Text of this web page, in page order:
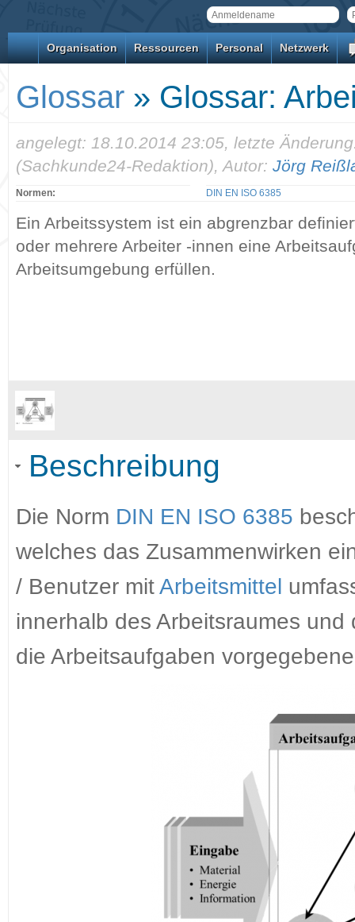
Organisation Ressourcen Personal Netzwerk
Glossar » Glossar:
angelegt: 18.10.2014 23:05, letzte
(Sachkunde24-Redaktion), Autor: Jörg
Normen: DIN EN ISO 6385
Ein Arbeitssystem ist ein abgrenzbar
oder mehrere Arbeiter -innen eine
Arbeitsumgebung erfüllen.
Beschreibung
Die Norm DIN EN ISO 6385
welches das Zusammenwirken
/ Benutzer mitArbeitsmittel
innerhalb des Arbeitsraumes
die Arbeitsaufgaben